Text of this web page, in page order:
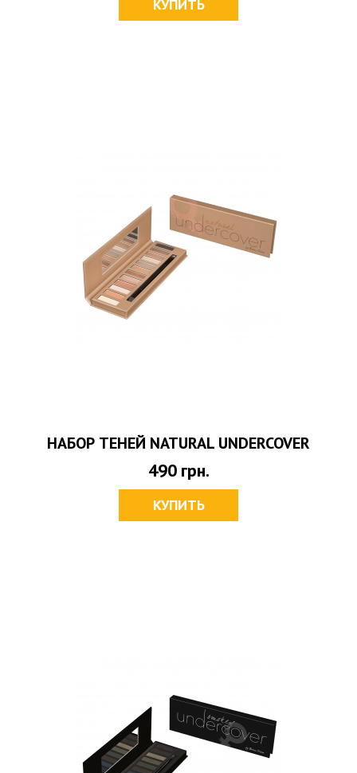
КУПИТЬ
НАБОР ТЕНЕЙ NATURAL UNDERCOVER
490 грн.
КУПИТЬ